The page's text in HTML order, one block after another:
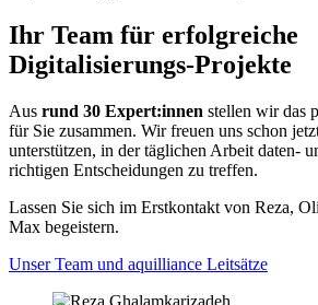
Ihr Team für erfolgreiche
Digitalisierungs-Projekte
Aus rund 30 Expert:innen stellen wir das
für Sie zusammen. Wir freuen uns schon
unterstützen, in der täglichen Arbeit daten-
richtigen Entscheidungen zu treffen.
Lassen Sie sich im Erstkontakt von Reza,
Max begeistern.
Unser Team und aquilliance Leitsätze